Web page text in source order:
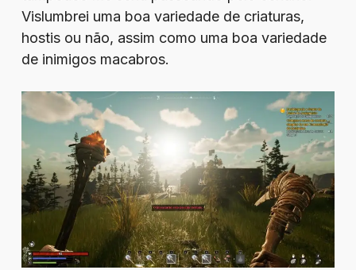
Vislumbrei uma boa variedade de criaturas,
hostis ou não, assim como uma boa variedade
de inimigos macabros.